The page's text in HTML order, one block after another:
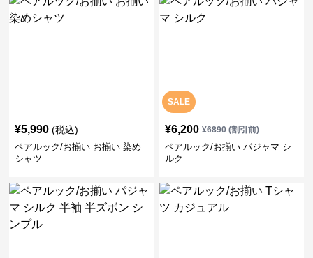
¥5,990 (税込)
ペアルック/お揃い お揃い 染め
シャツ
SALE
¥6,200 ¥6890(割引前)
ペアルック/お揃い パジャマ シ
ルク